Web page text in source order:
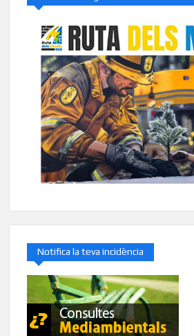
Notifica la teva incidència